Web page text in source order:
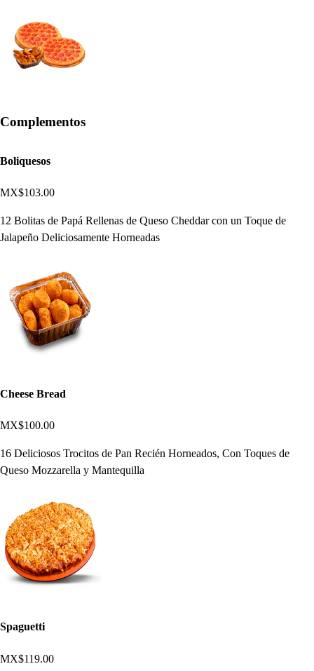
Complementos
Boliquesos
MX$103.00
12 Bolitas de Papá Rellenas de Queso Cheddar con un Toque de
Jalapeño Deliciosamente Horneadas
Cheese Bread
MX$100.00
16 Deliciosos Trocitos de Pan Recién Horneados, Con Toques de
Queso Mozzarella y Mantequilla
Spaguetti
MX$119.00